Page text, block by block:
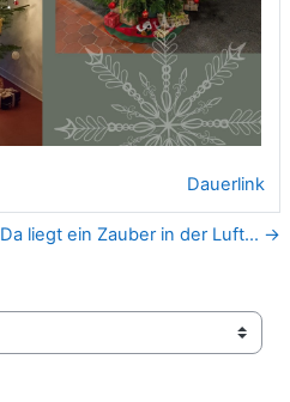
Dauerlink
Da liegt ein Zauber in der Luft... →